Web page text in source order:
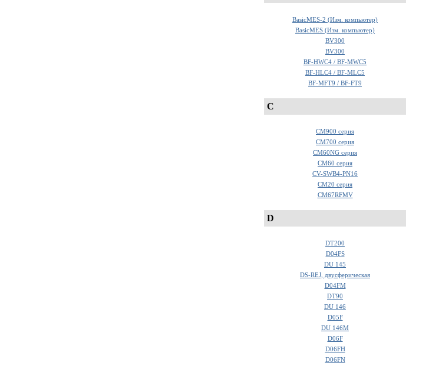
BasicMES-2 (Изм. компьютер)
BasicMES (Изм. компьютер)
BV300
BV300
BF-HWC4 / BF-MWC5
BF-HLC4 / BF-MLC5
BF-MFT9 / BF-FT9
C
CM900 серия
CM700 серия
CM60NG серия
CM60 серия
CV-SWB4-PN16
CM20 серия
CM67RFMV
D
DT200
D04FS
DU 145
DS-REJ, двусферическая
D04FM
DT90
DU 146
D05F
DU 146M
D06F
D06FH
D06FN